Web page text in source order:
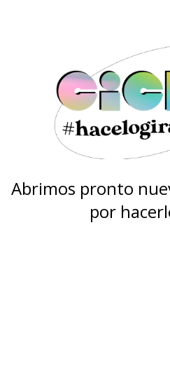
Abrimos pronto
por